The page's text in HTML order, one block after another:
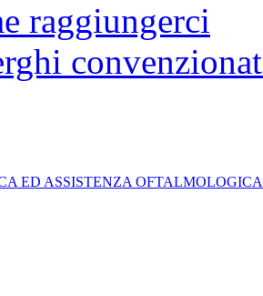
raggiungerci
ED ASSISTENZA OFTALMOLOGICA